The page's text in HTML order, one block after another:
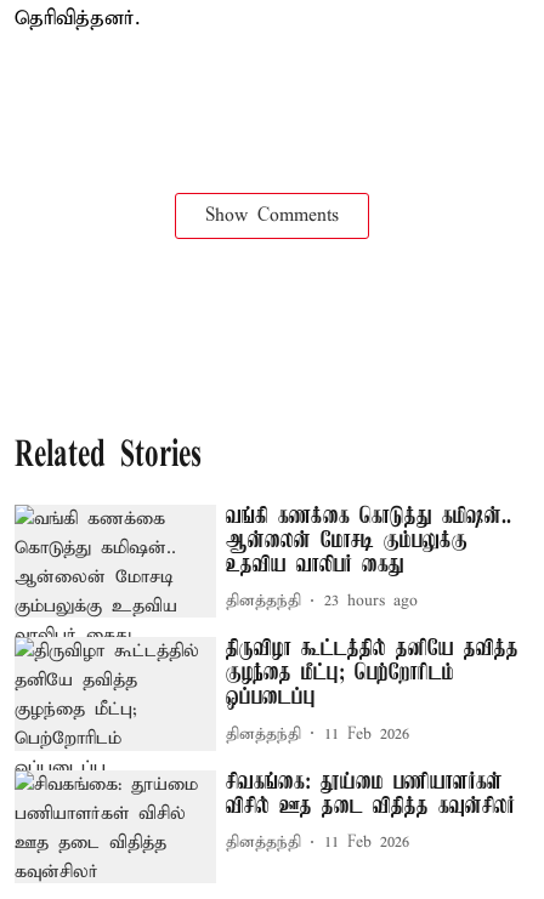
தெரிவித்தனர்.
Show Comments
Related Stories
வங்கி கணக்கை கொடுத்து கமிஷன்..
ஆன்லைன் மோசடி கும்பலுக்கு
உதவிய வாலிபர் கைது
தினத்தந்தி 23 hours ago
திருவிழா கூட்டத்தில் தனியே தவித்த
குழந்தை மீட்பு; பெற்றோரிடம்
ஒப்படைப்பு
தினத்தந்தி 11 Feb 2026
சிவகங்கை: தூய்மை பணியாளர்கள்
விசில் ஊத தடை விதித்த கவுன்சிலர்
தினத்தந்தி 11 Feb 2026